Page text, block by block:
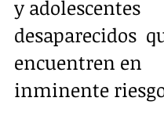
y adolescentes
desaparecidos
encuentren en
inminente